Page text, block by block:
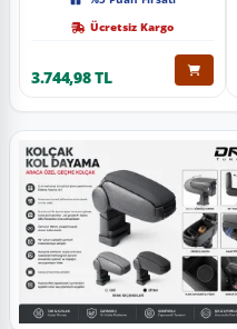
Ücretsiz Kargo
3.744,98 TL